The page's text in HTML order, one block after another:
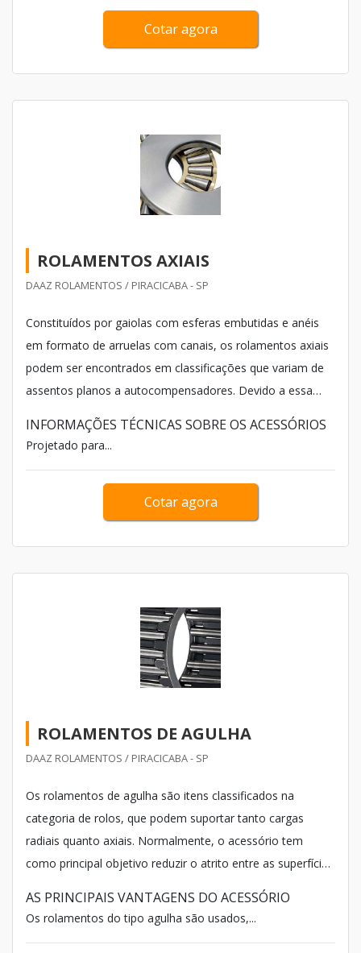
Cotar agora
ROLAMENTOS AXIAIS
DAAZ ROLAMENTOS / PIRACICABA - SP
Constituídos por gaiolas com esferas embutidas e anéis
em formato de arruelas com canais, os rolamentos axiais
podem ser encontrados em classificações que variam de
assentos planos a autocompensadores. Devido a essa
versatilidade, a aquisição do modelo deve ser feita em
fornecedores de alto conhecimento no assunto.
INFORMAÇÕES TÉCNICAS SOBRE OS ACESSÓRIOS
Projetado para...
Cotar agora
ROLAMENTOS DE AGULHA
DAAZ ROLAMENTOS / PIRACICABA - SP
Os rolamentos de agulha são itens classificados na
categoria de rolos, que podem suportar tanto cargas
radiais quanto axiais. Normalmente, o acessório tem
como principal objetivo reduzir o atrito entre as superfícies
de contato, o que permite aumentar a eficiência e,
AS PRINCIPAIS VANTAGENS DO ACESSÓRIO
Os rolamentos do tipo agulha são usados,...